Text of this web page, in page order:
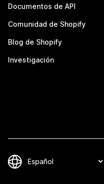
Documentos de API
Comunidad de Shopify
Blog de Shopify
Investigación